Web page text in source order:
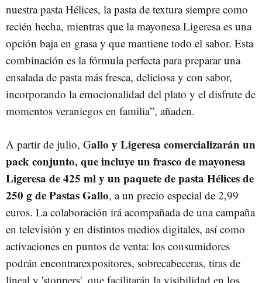
nuestra pasta Hélices, la pasta de textura siempre como
recién hecha, mientras que la mayonesa Ligeresa es una
opción baja en grasa y que mantiene todo el sabor. Esta
combinación es la fórmula perfecta para preparar una
ensalada de pasta más fresca, deliciosa y con sabor,
incorporando la emocionalidad del plato y el disfrute de
momentos veraniegos en familia”, añaden.
A partir de julio, Gallo y Ligeresa comercializarán un
pack conjunto, que incluye un frasco de mayonesa
Ligeresa de 425 ml y un paquete de pasta Hélices de
250 g de Pastas Gallo, a un precio especial de 2,99
euros. La colaboración irá acompañada de una campaña
en televisión y en distintos medios digitales, así como
activaciones en puntos de venta: los consumidores
podrán encontrarexpositores, sobrecabeceras, tiras de
lineal y 'stoppers', que facilitarán la visibilidad en los